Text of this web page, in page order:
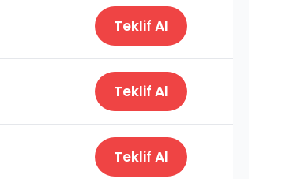
Teklif Al
Teklif Al
Teklif Al